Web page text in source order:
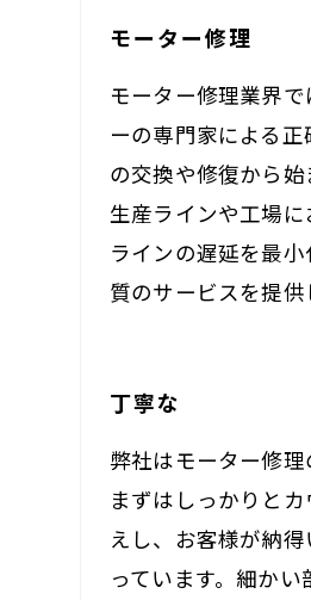
モーター修理
モーター修理業界
ーの専門家による
の交換や修復から
生産ラインや工場
ラインの遅延を最
質のサービスを提供
丁寧な
弊社はモーター修
まずはしっかりと
えし、お客様が納
っています。細か